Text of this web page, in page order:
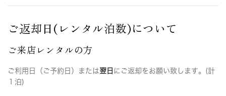
ご返却日(レンタル泊数)について
ご来店レンタルの方
ご利用日（ご予約日）または翌日 にご返却をお願い致します。(計
１泊)